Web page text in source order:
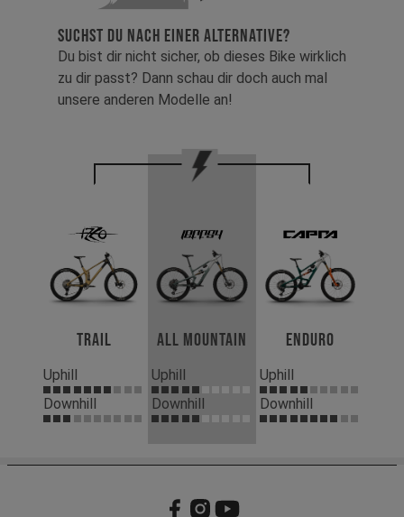
SUCHST DU NACH EINER ALTERNATIVE?
Du bist dir nicht sicher, ob dieses Bike wirklich
zu dir passt? Dann schau dir doch auch mal
unsere anderen Modelle an!
Trail
Uphill
Downhill
All Mountain
Uphill
Downhill
Enduro
Uphill
Downhill